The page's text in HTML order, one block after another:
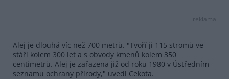
reklama
Alej je dlouhá víc než 700 metrů. "Tvoří ji 115 stromů ve
stáří kolem 300 let a s obvody kmenů kolem 350
centimetrů. Alej je zařazena již od roku 1980 v Ústředním
seznamu ochrany přírody," uvedl Cekota.